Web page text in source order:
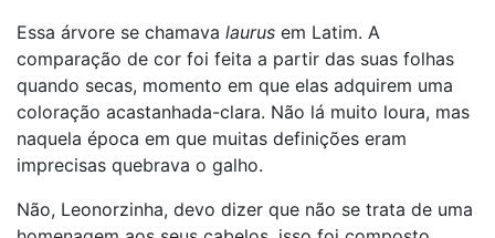
Essa árvore se chamava laurus em Latim. A
comparação de cor foi feita a partir das suas folhas
quando secas, momento em que elas adquirem uma
coloração acastanhada-clara. Não lá muito loura, mas
naquela época em que muitas definições eram
imprecisas quebrava o galho.
Não, Leonorzinha, devo dizer que não se trata de uma